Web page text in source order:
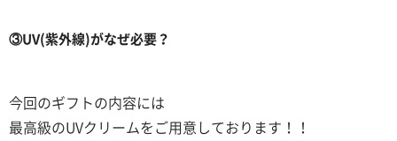
③UV(紫外線)がなぜ必要？
今回のギフトの内容には
最高級のUVクリームをご用意しております！！